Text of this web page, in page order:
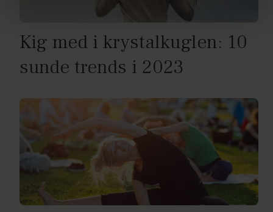
dine personoplysninger i forbindelse hermed i både
Kig med i krystalkuglen: 10
sunde trends i 2023